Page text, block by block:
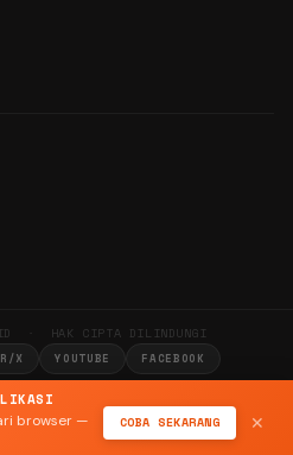
browser —
COBA SEKARANG ✕
· HAK CIPTA DILINDUNGI
X YOUTUBE FACEBOOK